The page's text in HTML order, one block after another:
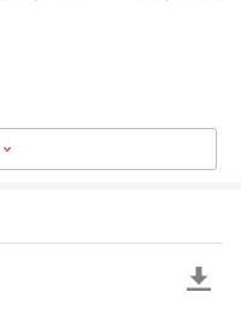
Instagram
Chat